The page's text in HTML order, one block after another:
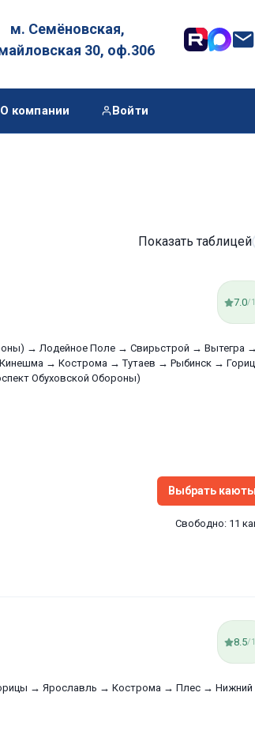
м. Семёновская,
30, оф.306
О компании Войти
Показать таблицей
7.0/
→ Лодейное Поле → Свирьстрой → Вытегра
→ Кострома → Тутаев → Рыбинск →
Обуховской Обороны)
Выбрать
Свободно: 11
8.5/
→ Ярославль → Кострома → Плес → Нижний